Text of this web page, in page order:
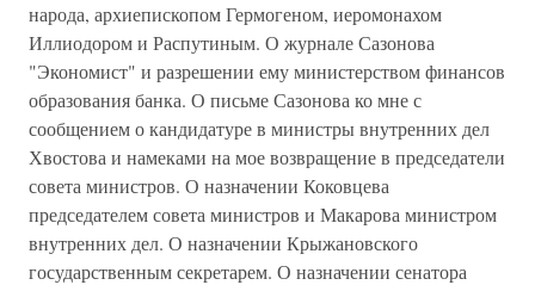
народа, архиепископом Гермогеном, иеромонахом
Иллиодором и Распутиным. О журнале Сазонова
"Экономист" и разрешении ему министерством финансов
образования банка. О письме Сазонова ко мне с
сообщением о кандидатуре в министры внутренних дел
Хвостова и намеками на мое возвращение в председатели
совета министров. О назначении Коковцева
председателем совета министров и Макарова министром
внутренних дел. О назначении Крыжановского
государственным секретарем. О назначении сенатора